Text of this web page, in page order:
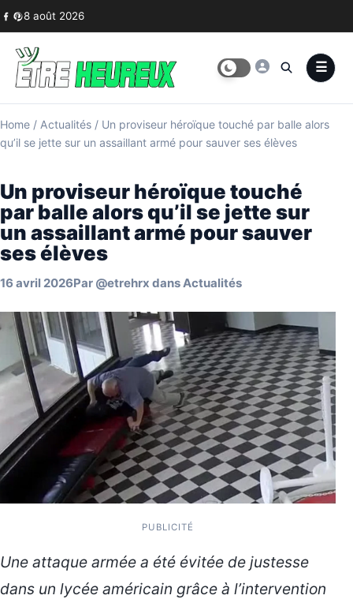
Skip to content
8 août 2026
Home / Actualités / Un proviseur héroïque touché par balle alors
qu’il se jette sur un assaillant armé pour sauver ses élèves
Un proviseur héroïque touché
par balle alors qu’il se jette sur
un assaillant armé pour sauver
ses élèves
16 avril 2026Par @etrehrx dansActualités
PUBLICITÉ
Une attaque armée a été évitée de justesse
dans un lycée américain grâce à l’intervention